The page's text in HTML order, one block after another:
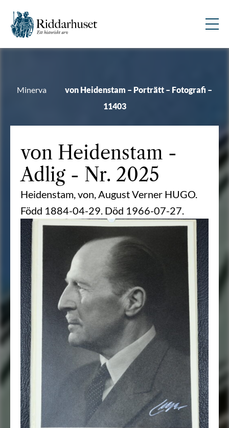
Minerva
von Heidenstam – Porträtt – Fotografi –
11403
von Heidenstam -
Adlig - Nr. 2025
Heidenstam, von, August Verner HUGO.
Född 1884-04-29. Död 1966-07-27.